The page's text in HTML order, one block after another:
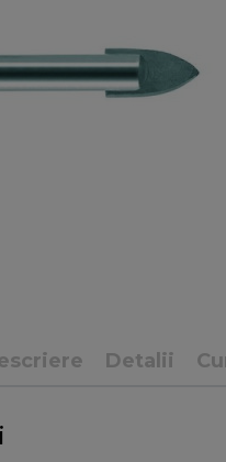
Detalii